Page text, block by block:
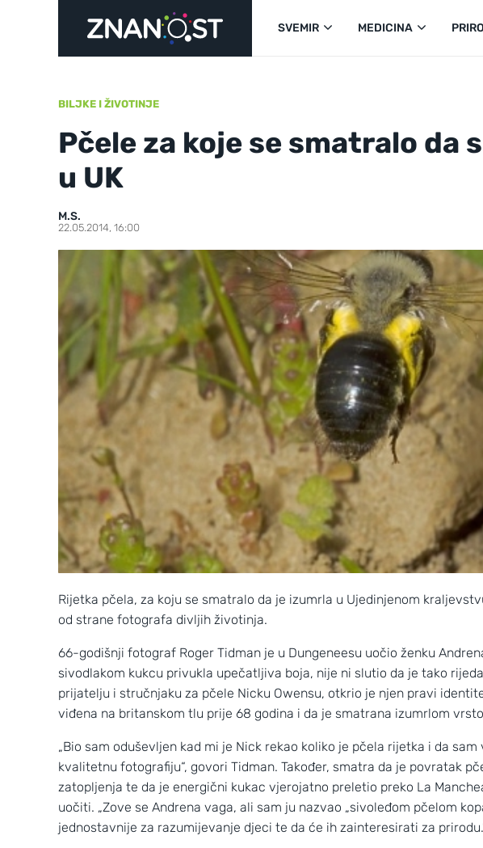
SVEMIR MEDICINA
BILJKE I ŽIVOTINJE
Pčele za koje se smatralo da
u UK
M.S.
22.05.2014, 16:00
Rijetka pčela, za koju se smatralo da je izumrla u Ujedinjenom
od strane fotografa divljih životinja.
66-godišnji fotograf Roger Tidman je u Dungeneesu uočio ženku
sivodlakom kukcu privukla upečatljiva boja, nije ni slutio da je tako
prijatelju i stručnjaku za pčele Nicku Owensu, otkrio je njen pravi
viđena na britanskom tlu prije 68 godina i da je smatrana izumrlom
„Bio sam oduševljen kad mi je Nick rekao koliko je pčela rijetka i da
kvalitetnu fotografiju“, govori Tidman. Također, smatra da je povratak
zatopljenja te da je energični kukac vjerojatno preletio preko La
uočiti. „Zove se Andrena vaga, ali sam ju nazvao „sivoleđom pčelom
jednostavnije za razumijevanje djeci te da će ih zainteresirati za